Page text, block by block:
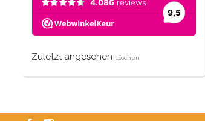
Zuletzt angesehen Löschen